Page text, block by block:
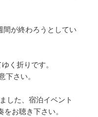
間が終わろうとしてい
く折りです。
下さい。
した、宿泊イベント
お聴き下さい。